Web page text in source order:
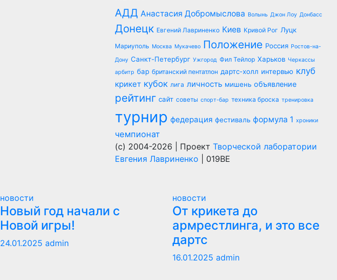
АДД Анастасия Добромыслова Волынь Джон Лоу Донбасс
Донецк Евгений Лавриненко Киев Кривой Рог Луцк
Мариуполь Москва Мукачево Положение Россия Ростов-на-
Дону Санкт-Петербург Ужгород Фил Тейлор Харьков Черкассы
арбитр бар британский пентатлон дартс-холл интервью клуб
крикет кубок лига личность мишень объявление
рейтинг сайт советы спорт-бар техника броска тренировка
турнир федерация фестиваль формула 1 хроники
чемпионат
(c) 2004-2026 | Проект Творческой лаборатории
Евгения Лавриненко | 019BE
новости
Новый год начали с
Новой игры!
24.01.2025 admin
новости
От крикета до
армрестлинга, и это все
дартс
16.01.2025 admin